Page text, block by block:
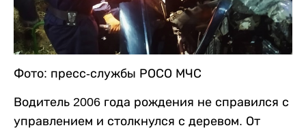
Фото: пресс-службы РОСО МЧС
Водитель 2006 года рождения не справился с
управлением и столкнулся с деревом. От